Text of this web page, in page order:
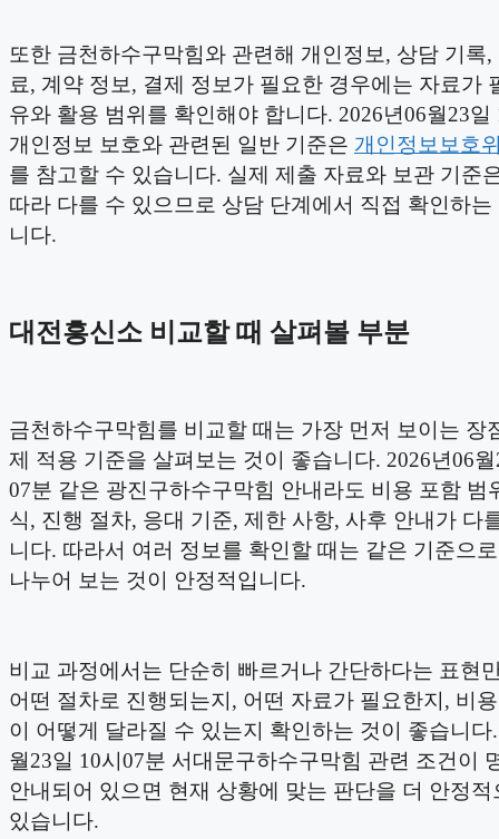
또한 금천하수구막힘와 관련해 개인정보, 상담 기록,
료, 계약 정보, 결제 정보가 필요한 경우에는 자료가
유와 활용 범위를 확인해야 합니다. 2026년06월23일
개인정보 보호와 관련된 일반 기준은 개인정보보호
를 참고할 수 있습니다. 실제 제출 자료와 보관 기준
따라 다를 수 있으므로 상담 단계에서 직접 확인하는
니다.
대전흥신소 비교할 때 살펴볼 부분
금천하수구막힘를 비교할 때는 가장 먼저 보이는 장
제 적용 기준을 살펴보는 것이 좋습니다. 2026년06
07분 같은 광진구하수구막힘 안내라도 비용 포함 범
식, 진행 절차, 응대 기준, 제한 사항, 사후 안내가 다
니다. 따라서 여러 정보를 확인할 때는 같은 기준으
나누어 보는 것이 안정적입니다.
비교 과정에서는 단순히 빠르거나 간단하다는 표현
어떤 절차로 진행되는지, 어떤 자료가 필요한지, 비
이 어떻게 달라질 수 있는지 확인하는 것이 좋습니다
월23일 10시07분 서대문구하수구막힘 관련 조건이
안내되어 있으면 현재 상황에 맞는 판단을 더 안정적
있습니다.